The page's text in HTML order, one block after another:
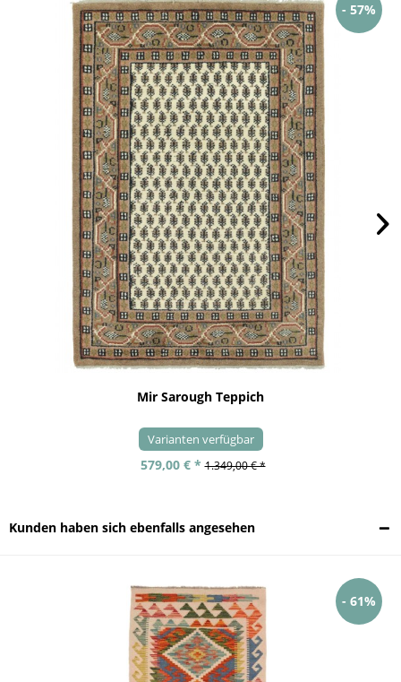
- 57%
Mir Sarough Teppich
Varianten verfügbar
579,00 € * 1.349,00 € *
Kunden haben sich ebenfalls angesehen
- 61%